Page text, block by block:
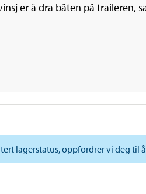
er å dra båten på traileren,
lagerstatus, oppfordrer vi deg til